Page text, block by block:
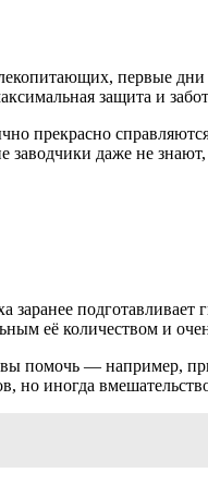
первые
защита и
прекрасно
даже не
её количеством и
помочь — например,
но иногда